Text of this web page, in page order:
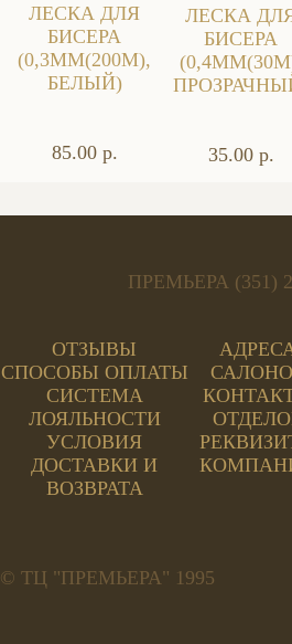
ЛЕСКА ДЛЯ
БИСЕРА
(0,3ММ(200М),
БЕЛЫЙ)
85.00 р.
ЛЕСКА
БИСЕРА
35.00 р.
ПРЕМЬЕРА (351)
ОТЗЫВЫ
СПОСОБЫ ОПЛАТЫ
СИСТЕМА
ЛОЯЛЬНОСТИ
УСЛОВИЯ
ДОСТАВКИ И
ВОЗВРАТА
© ТЦ "ПРЕМЬЕРА" 1995